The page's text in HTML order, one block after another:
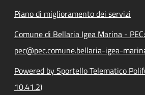
Piano di miglioramento dei servizi
Comune di Bellaria Igea Marina - PEC:
pec@pec.comune.bellaria-igea-
Powered by Sportello Telematico
10.41.2)